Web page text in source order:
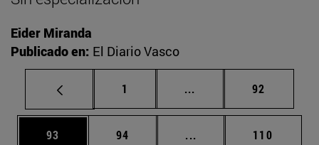
Eider Miranda
Publicado en: El Diario Vasco
Página
1 ... Páginas intermedias
Página
92
Página
93 Página
94 ... Páginas intermedias
Página
110